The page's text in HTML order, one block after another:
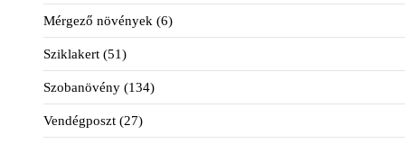
Mérgező növények (6)
Sziklakert (51)
Szobanövény (134)
Vendégposzt (27)